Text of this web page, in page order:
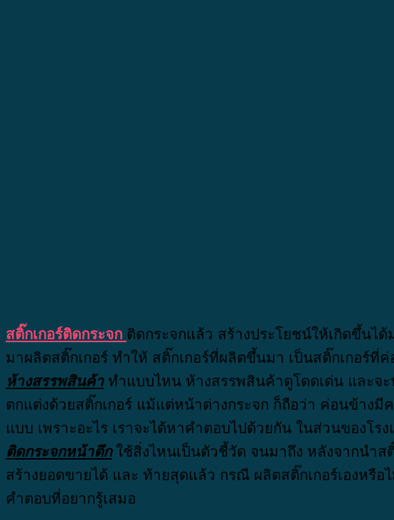
สติ๊กเกอร์ติดกระจก ติดกระจกแล้ว สร้างประโยชน์ให้เกิดขึ้นไ
มาผลิตสติ๊กเกอร์ ทำให้ สติ๊กเกอร์ที่ผลิตขึ้นมา เป็นสติ๊กเกอร์ที่
ห้างสรรพสินค้าทำแบบไหน ห้างสรรพสินค้าดูโดดเด่น และจะ
ตกแต่งด้วยสติ๊กเกอร์ แม้แต่หน้าต่างกระจก ก็ถือว่า ค่อนข้าง
แบบ เพราะอะไร เราจะได้หาคำตอบไปด้วยกัน ในส่วนของโร
ติดกระจกหน้าตึกใช้สิ่งไหนเป็นตัวชี้วัด จนมาถึง หลังจากนำสติ๊
สร้างยอดขายได้ และ ท้ายสุดแล้ว กรณี ผลิตสติ๊กเกอร์เองหรือ
คำตอบที่อยากรู้เสมอ